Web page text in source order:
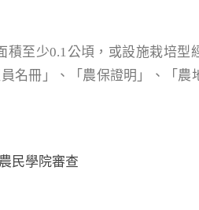
至少0.1公頃，或設施栽培型
名冊」、「農保證明」、「農
民學院審查